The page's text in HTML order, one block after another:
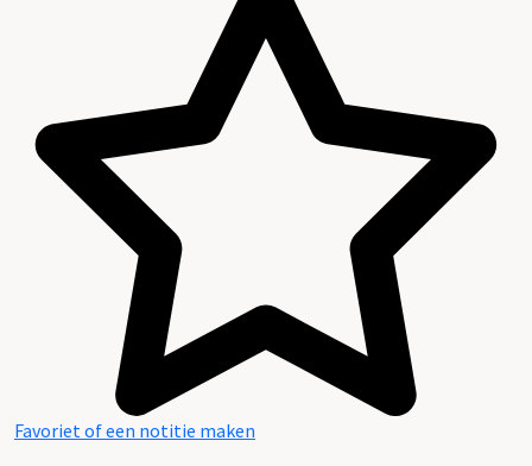
Favoriet of een notitie maken